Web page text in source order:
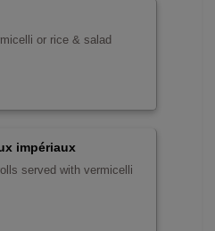
or rice & salad
impériaux
served with vermicelli